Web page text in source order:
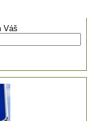
Váš